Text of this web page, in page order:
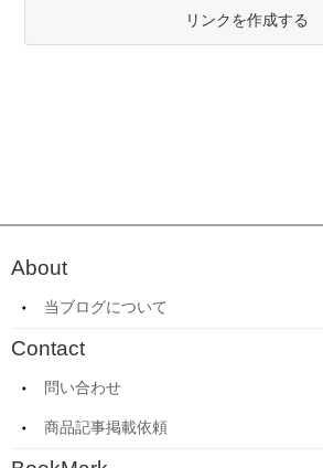
リンクを作成する
About
当ブログについて
Contact
問い合わせ
商品記事掲載依頼